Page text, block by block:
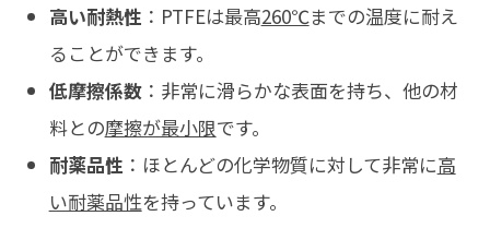
高い耐熱性 ：PTFEは最高260℃までの温度に耐え
ることができます。
低摩擦係数：非常に滑らかな表面を持ち、他の材
料との摩擦が最小限です。
耐薬品性 ：ほとんどの化学物質に対して非常に高
い耐薬品性を持っています。